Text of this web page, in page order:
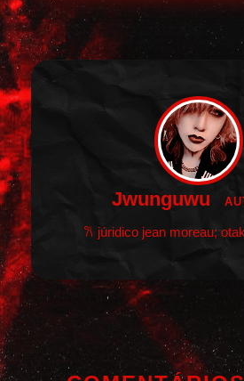
Jwunguwu
𐙚 júridico jean moreau;